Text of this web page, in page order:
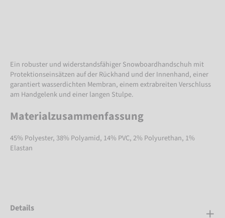
Ein robuster und widerstandsfähiger Snowboardhandschuh mit
Protektionseinsätzen auf der Rückhand und der Innenhand, einer
garantiert wasserdichten Membran, einem extrabreiten Verschluss
am Handgelenk und einer langen Stulpe.
Materialzusammenfassung
45% Polyester, 38% Polyamid, 14% PVC, 2% Polyurethan, 1%
Elastan
Details